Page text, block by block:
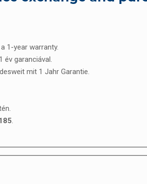
1-year warranty.
év garanciával.
mit 1 Jahr Garantie.
.